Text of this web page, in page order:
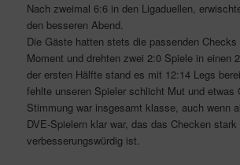
Nach zweimal 6:6 in den Ligaduellen,
den besseren Abend.
Die Gäste hatten stets die passenden
Moment und drehten zwei 2:0 Spiele in einen
der ersten Hälfte stand es mit 12:14 Legs
fehlte unseren Spieler schlicht Mut und etwas
Stimmung war insgesamt klasse, auch wenn
DVE-Spielern klar war, das das Checken stark
verbesserungswürdig ist.